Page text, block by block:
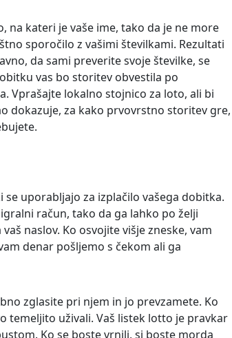
na kateri je vaše ime, tako da je ne more
sporočilo z vašimi številkami. Rezultati
da sami preverite svoje številke, se
vas bo storitev obvestila po
Vprašajte lokalno stojnico za loto, ali bi
dokazuje, za kako prvovrstno storitev gre,
uporabljajo za izplačilo vašega dobitka.
račun, tako da ga lahko po želji
naslov. Ko osvojite višje zneske, vam
denar pošljemo s čekom ali ga
zglasite pri njem in jo prevzamete. Ko
temeljito uživali. Vaš listek lotto je pravkar
Ko se boste vrnili, si boste morda